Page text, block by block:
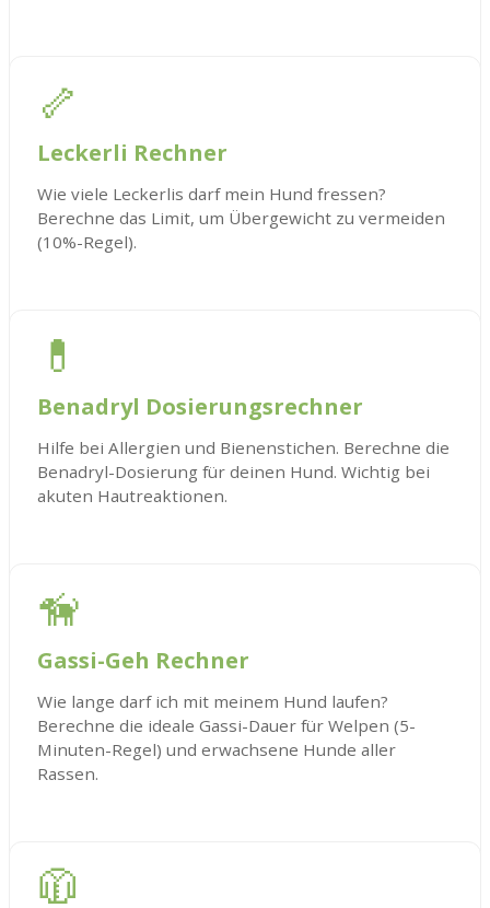
🦴
Leckerli Rechner
Wie viele Leckerlis darf mein Hund fressen?
Berechne das Limit, um Übergewicht zu vermeiden
(10%-Regel).
💊
Benadryl Dosierungsrechner
Hilfe bei Allergien und Bienenstichen. Berechne die
Benadryl-Dosierung für deinen Hund. Wichtig bei
akuten Hautreaktionen.
🦮
Gassi-Geh Rechner
Wie lange darf ich mit meinem Hund laufen?
Berechne die ideale Gassi-Dauer für Welpen (5-
Minuten-Regel) und erwachsene Hunde aller
Rassen.
🧥